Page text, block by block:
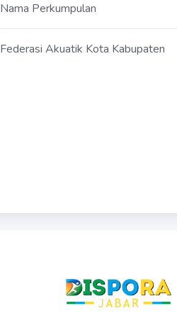
Nama Perkumpulan
Federasi Akuatik Kota Kabupaten